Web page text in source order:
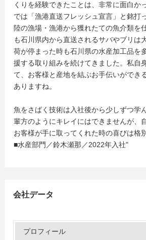
くりを経験できたことは、非常に面白か
では「漁港直送フレッシュ宣言」と銘打
陸の漁場・漁港から獲れたての魚介類を
も石川県内から直送されるサバやブリは
荷が停まった時も石川県の水産加工品を
援する取り組みを続けてきました。私自
て、お客様と産地を結ぶお手伝いができ
ありますね。
魚をさばく技術は入社後から少しずつ学
輩方のようにキレイにはできませんが、
お客様が手に取ってくれた時の喜びは格
■水産部門／鈴木瀬那／2022年入社"
会社データ
プロフィール